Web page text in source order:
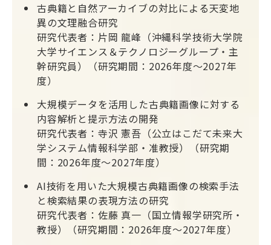
古典籍と自然アーカイブの対比による天変地
異の文理融合研究
研究代表者：片岡 龍峰（沖縄科学技術大学院
大学サイエンス＆テクノロジーグループ・主
幹研究員）（研究期間：2026年度～2027年
度）
大規模データを活用した古典籍画像に対する
内容解析と提示方法の開発
研究代表者：寺沢 憲吾（公立はこだて未来大
学システム情報科学部・准教授）（研究期
間：2026年度～2027年度）
AI技術を用いた大規模古典籍画像の検索手法
と検索結果の表現方法の研究
研究代表者：佐藤 真一（国立情報学研究所・
教授）（研究期間：2026年度～2027年度）